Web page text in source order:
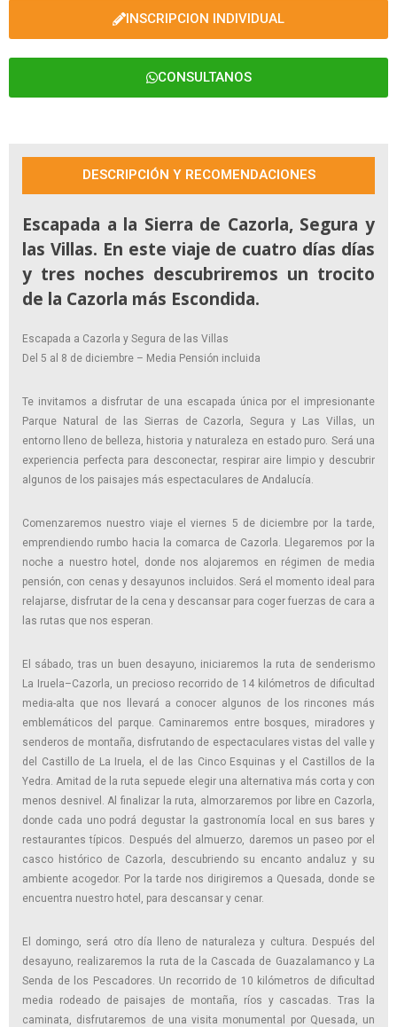
INSCRIPCION INDIVIDUAL
CONSULTANOS
DESCRIPCIÓN Y RECOMENDACIONES
Escapada a la Sierra de Cazorla, Segura y
las Villas. En este viaje de cuatro días días
y tres noches descubriremos un trocito
de la Cazorla más Escondida.
Escapada a Cazorla y Segura de las Villas
Del 5 al 8 de diciembre – Media Pensión incluida
Te invitamos a disfrutar de una escapada única por el impresionante
Parque Natural de las Sierras de Cazorla, Segura y Las Villas, un
entorno lleno de belleza, historia y naturaleza en estado puro. Será una
experiencia perfecta para desconectar, respirar aire limpio y descubrir
algunos de los paisajes más espectaculares de Andalucía.
Comenzaremos nuestro viaje el viernes 5 de diciembre por la tarde,
emprendiendo rumbo hacia la comarca de Cazorla. Llegaremos por la
noche a nuestro hotel, donde nos alojaremos en régimen de media
pensión, con cenas y desayunos incluidos. Será el momento ideal para
relajarse, disfrutar de la cena y descansar para coger fuerzas de cara a
las rutas que nos esperan.
El sábado, tras un buen desayuno, iniciaremos la ruta de senderismo
La Iruela–Cazorla, un precioso recorrido de 14 kilómetros de dificultad
media-alta que nos llevará a conocer algunos de los rincones más
emblemáticos del parque. Caminaremos entre bosques, miradores y
senderos de montaña, disfrutando de espectaculares vistas del valle y
del Castillo de La Iruela, el de las Cinco Esquinas y el Castillos de la
Yedra. Amitad de la ruta sepuede elegir una alternativa más corta y con
menos desnivel. Al finalizar la ruta, almorzaremos por libre en Cazorla,
donde cada uno podrá degustar la gastronomía local en sus bares y
restaurantes típicos. Después del almuerzo, daremos un paseo por el
casco histórico de Cazorla, descubriendo su encanto andaluz y su
ambiente acogedor. Por la tarde nos dirigiremos a Quesada, donde se
encuentra nuestro hotel, para descansar y cenar.
El domingo, será otro día lleno de naturaleza y cultura. Después del
desayuno, realizaremos la ruta de la Cascada de Guazalamanco y La
Senda de los Pescadores. Un recorrido de 10 kilómetros de dificultad
media rodeado de paisajes de montaña, ríos y cascadas. Tras la
caminata, disfrutaremos de una visita monumental por Quesada, un